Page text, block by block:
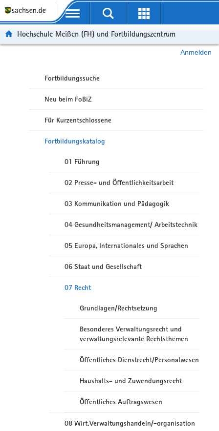
Portalübergreifende Navigation
Hochschule Meißen (FH) und Fortbildungszentrum
Anmelden
Fortbildungssuche
Neu beim FoBiZ
Für Kurzentschlossene
Fortbildungskatalog
01 Führung
02 Presse- und Öffentlichkeitsarbeit
03 Kommunikation und Pädagogik
04 Gesundheitsmanagement/ Arbeitstechnik
05 Europa, Internationales und Sprachen
06 Staat und Gesellschaft
07 Recht
Grundlagen/Rechtsetzung
Besonderes Verwaltungsrecht und
verwaltungsrelevante Rechtsthemen
Öffentliches Dienstrecht/Personalwesen
Haushalts- und Zuwendungsrecht
Öffentliches Auftragswesen
08 Wirt.Verwaltungshandeln/-organisation